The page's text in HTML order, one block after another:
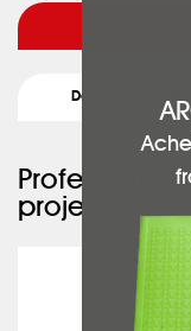
Détail du projet
projet :